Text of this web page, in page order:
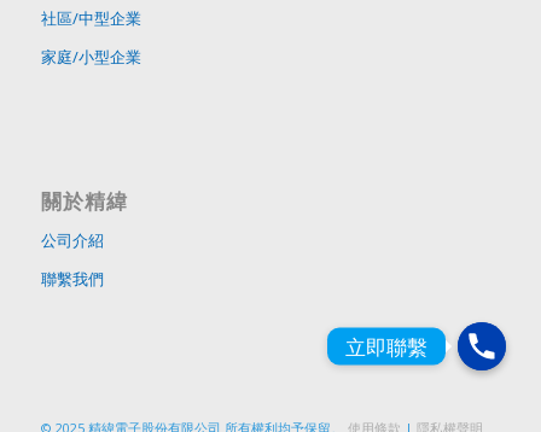
社區/中型企業
家庭/小型企業
關於精緯
公司介紹
聯繫我們
© 2025 精緯電子股份有限公司 所有權利均予保留。 使用條款 | 隱私權聲明